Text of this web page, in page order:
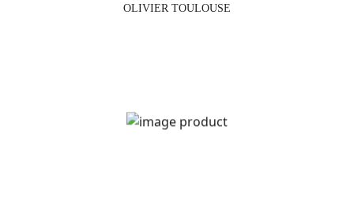
OLIVIER TOULOUSE